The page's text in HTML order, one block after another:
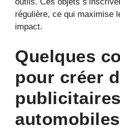
régulière, ce qui maximise
impact.
Quelques
pour créer
publicitaires